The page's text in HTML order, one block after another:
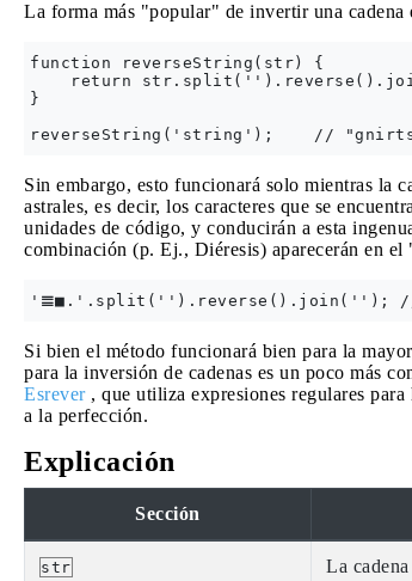
La forma más "popular" de invertir una cadena
function reverseString(str) {
return
}
Sin embargo, esto funcionará solo mientras la
astrales, es decir, los caracteres que se
unidades de código, y conducirán a esta
combinación (p. Ej., Diéresis) aparecerán en
Si bien el método funcionará bien para la
para la inversión de cadenas es un poco más
Esrever, que utiliza expresiones regulares
a la perfección.
Explicación
Sección
str La